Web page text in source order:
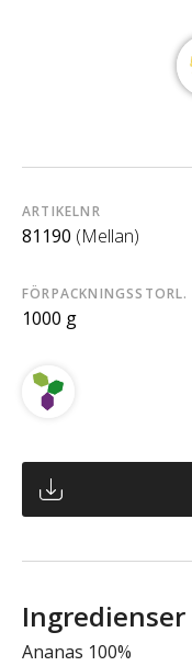
ARTIKELNR
81190 (Mellan)
FÖRPACKNINGSSTORL.
1000 g
Ingredienser
Ananas 100%